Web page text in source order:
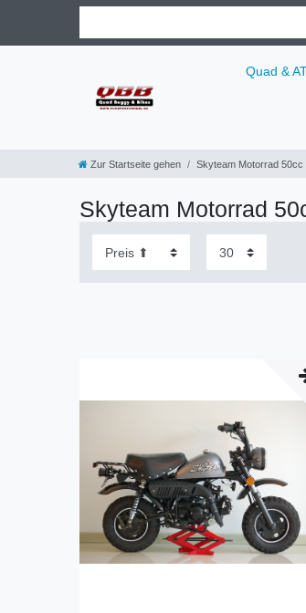
Quad &
Zur Startseite gehen Skyteam Motorrad 50cc
Skyteam Motorrad